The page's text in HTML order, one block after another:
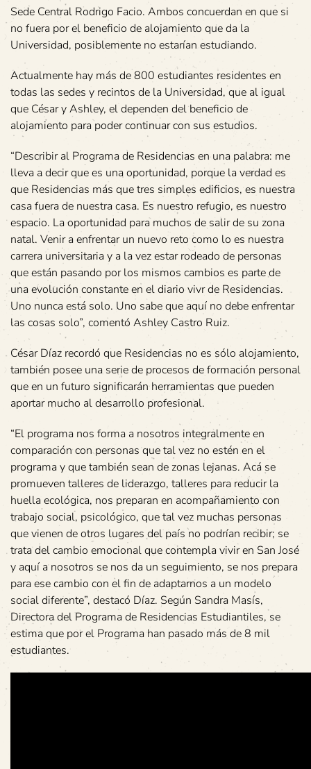
Sede Central Rodrigo Facio. Ambos concuerdan en que si
no fuera por el beneficio de alojamiento que da la
Universidad, posiblemente no estarían estudiando.
Actualmente hay más de 800 estudiantes residentes en
todas las sedes y recintos de la Universidad, que al igual
que César y Ashley, el dependen del beneficio de
alojamiento para poder continuar con sus estudios.
“Describir al Programa de Residencias en una palabra: me
lleva a decir que es una oportunidad, porque la verdad es
que Residencias más que tres simples edificios, es nuestra
casa fuera de nuestra casa. Es nuestro refugio, es nuestro
espacio. La oportunidad para muchos de salir de su zona
natal. Venir a enfrentar un nuevo reto como lo es nuestra
carrera universitaria y a la vez estar rodeado de personas
que están pasando por los mismos cambios es parte de
una evolución constante en el diario vivr de Residencias.
Uno nunca está solo. Uno sabe que aquí no debe enfrentar
las cosas solo”, comentó Ashley Castro Ruiz.
César Díaz recordó que Residencias no es sólo alojamiento,
también posee una serie de procesos de formación personal
que en un futuro significarán herramientas que pueden
aportar mucho al desarrollo profesional.
“El programa nos forma a nosotros integralmente en
comparación con personas que tal vez no estén en el
programa y que también sean de zonas lejanas. Acá se
promueven talleres de liderazgo, talleres para reducir la
huella ecológica, nos preparan en acompañamiento con
trabajo social, psicológico, que tal vez muchas personas
que vienen de otros lugares del país no podrían recibir; se
trata del cambio emocional que contempla vivir en San José
y aquí a nosotros se nos da un seguimiento, se nos prepara
para ese cambio con el fin de adaptarnos a un modelo
social diferente”, destacó Díaz. Según Sandra Masís,
Directora del Programa de Residencias Estudiantiles, se
estima que por el Programa han pasado más de 8 mil
estudiantes.